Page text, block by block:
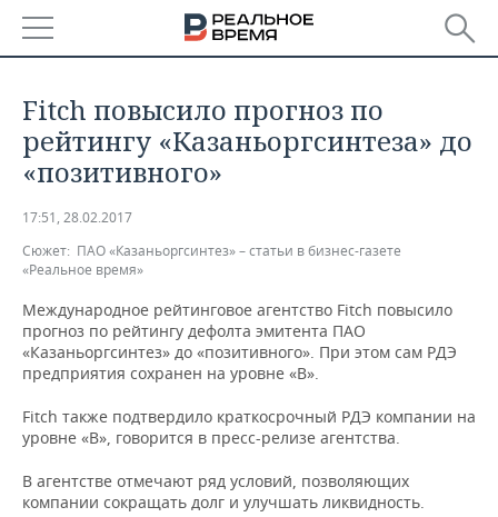
БАШКОРТОСТАН
ТАТАРСТАН
НОВОСТИ
АНАЛИТИКА
ДЕКЛАРАЦИИ О ДОХОДАХ
КОРОЛИ ГОСЗАКАЗА ПФО
ВУЗЫ ТАТАРСТАНА
КОМУ ПРИНАДЛЕЖАТ
ТОРГОВЫЕ ЦЕНТРЫ
ТАТАРСТАНА
НОВОСТИ ЭКОНОМИКИ
ФИНАНСЫ
БАНКИ
БЮДЖЕТ
ИНВЕСТИЦИИ
ПРОМЫШЛЕННОСТЬ
НОВОСТИ
ПРОМЫШЛЕННОСТИ
МАШИНОСТРОЕНИЕ
НЕФТЕХИМИЯ
НЕДВИЖИМОСТЬ
НОВОСТИ НЕДВИЖИМОСТИ
АВТО
НОВОСТИ АВТО
БИЗНЕС
НОВОСТИ БИЗНЕСА
ТЕХНОЛОГИИ
Fitch повысило прогноз по
рейтингу «Казаньоргсинтеза» до
«позитивного»
17:51, 28.02.2017
Сюжет: ПАО «Казаньоргсинтез» – статьи в бизнес-газете
«Реальное время»
Международное рейтинговое агентство Fitch повысило
прогноз по рейтингу дефолта эмитента ПАО
«Казаньоргсинтез» до «позитивного». При этом сам РДЭ
предприятия сохранен на уровне «B».
Fitch также подтвердило краткосрочный РДЭ компании на
уровне «B», говорится в пресс-релизе агентства.
В агентстве отмечают ряд условий, позволяющих
компании сокращать долг и улучшать ликвидность.